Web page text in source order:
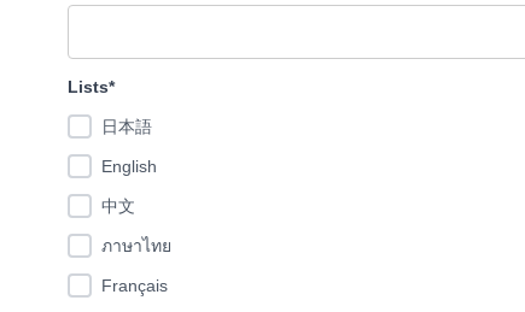
Lists*
日本語
English
中文
ภาษาไทย
Français